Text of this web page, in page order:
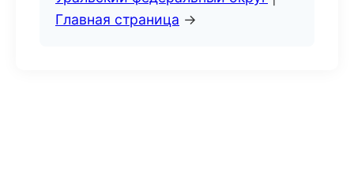
Главная страница →